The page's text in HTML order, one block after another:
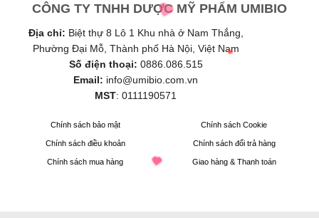
CÔNG TY TNHH DƯỢC MỸ PHẨM UMIBIO
Địa chỉ: Biệt thự 8 Lô 1 Khu nhà ở Nam Thắng,
Phường Đại Mỗ, Thành phố Hà Nội, Việt Nam
Số điện thoại: 0886.086.515
Email: info@umibio.com.vn
MST: 0111190571
Chính sách bảo mật Chính sách Cookie
Chính sách điều khoản Chính sách đổi trả hàng
Chính sách mua hàng Giao hàng & Thanh toán